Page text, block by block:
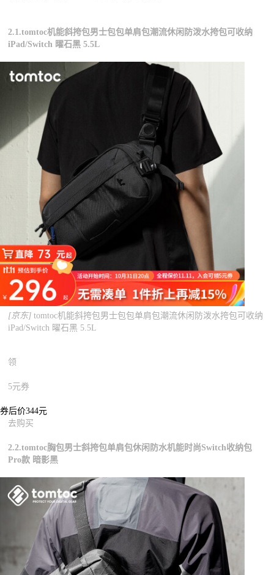
2.1.tomtoc机能斜挎包男士包包单肩包潮流休闲防泼水挎包可收纳
iPad/Switch 曜石黑 5.5L
[京东] tomtoc机能斜挎包男士包包单肩包潮流休闲防泼水挎包可收纳
iPad/Switch 曜石黑 5.5L
领
5元券
券后价344元
去购买
2.2.tomtoc胸包男士斜挎包单肩包休闲防水机能时尚Switch收纳包
Pro款 暗影黑